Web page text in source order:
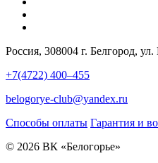
Россия, 308004 г. Белгород,
+7(4722) 400–455
belogorye-club@yandex.ru
Способы оплаты Гарантия и
© 2026 ВК «Белогорье»